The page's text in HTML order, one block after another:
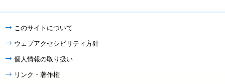
このサイトについて
ウェブアクセシビリティ方針
個人情報の取り扱い
リンク・著作権